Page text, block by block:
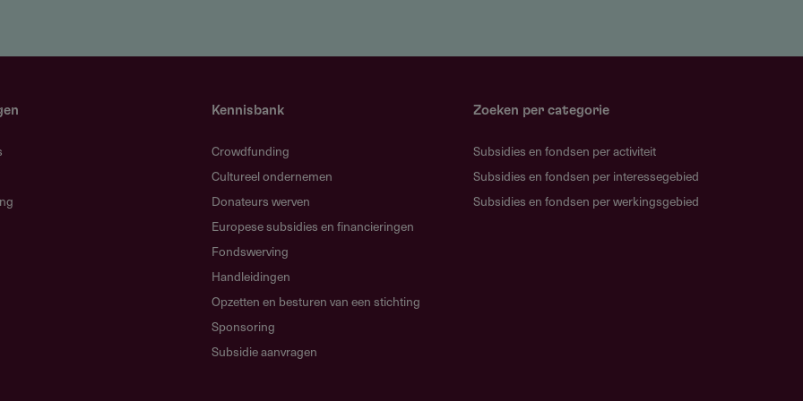
in de kosten (of om welke bijdrage deze zijn
zijn voorzien binnen het project
zijn van de uitvoerders van het onderzoek.
onderzoek in de vakgebieden van archeologie
Kennisbank
Crowdfunding
Cultureel ondernemen
Donateurs werven
Europese subsidies en financieringen
Fondswerving
Handleidingen
Opzetten en besturen van een stichting
Sponsoring
Subsidie aanvragen
Zoeken per categorie
Subsidies en fondsen per activiteit
Subsidies en fondsen per interessegebied
Subsidies en fondsen per werkingsgebied